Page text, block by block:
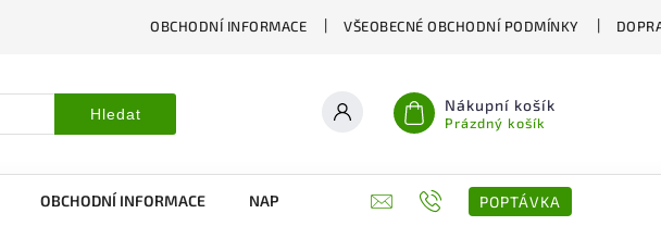
OBCHODNÍ INFORMACE VŠEOBECNÉ OBCHODNÍ PODMÍNKY
Hledat Nákupní košík
Prázdný košík
OBCHODNÍ INFORMACE NAPIŠTE NÁM KONTAKTY POPTÁVKA